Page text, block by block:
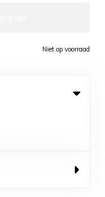
Niet op voorraad